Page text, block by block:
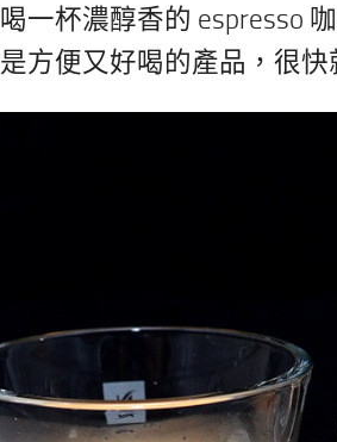
一杯濃醇香的 espresso
方便又好喝的產品，很